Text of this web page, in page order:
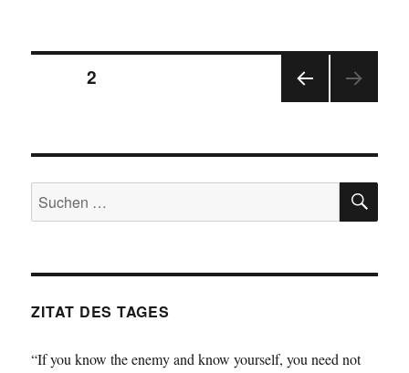
England
//
dei
Seitennummerierung
Beiträge
SEIT
E
SEITE2
Suche
nach:
ZITAT DES TAGES
“If you know the enemy and know yourself, you need not